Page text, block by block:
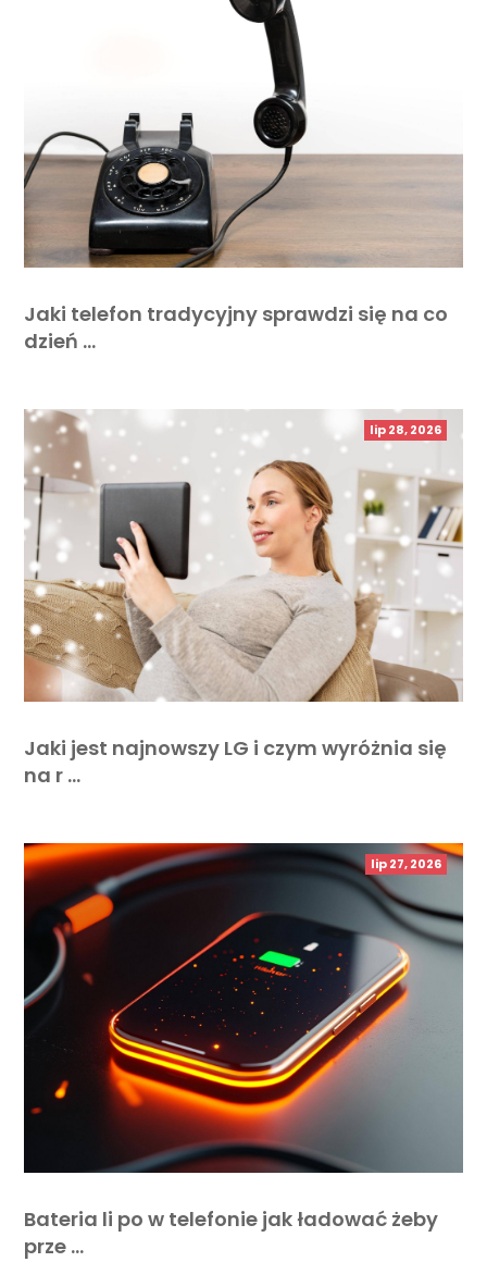
Jaki telefon tradycyjny sprawdzi się na co
dzień …
lip 28, 2026
Jaki jest najnowszy LG i czym wyróżnia się
na r …
lip 27, 2026
Bateria li po w telefonie jak ładować żeby
prze …